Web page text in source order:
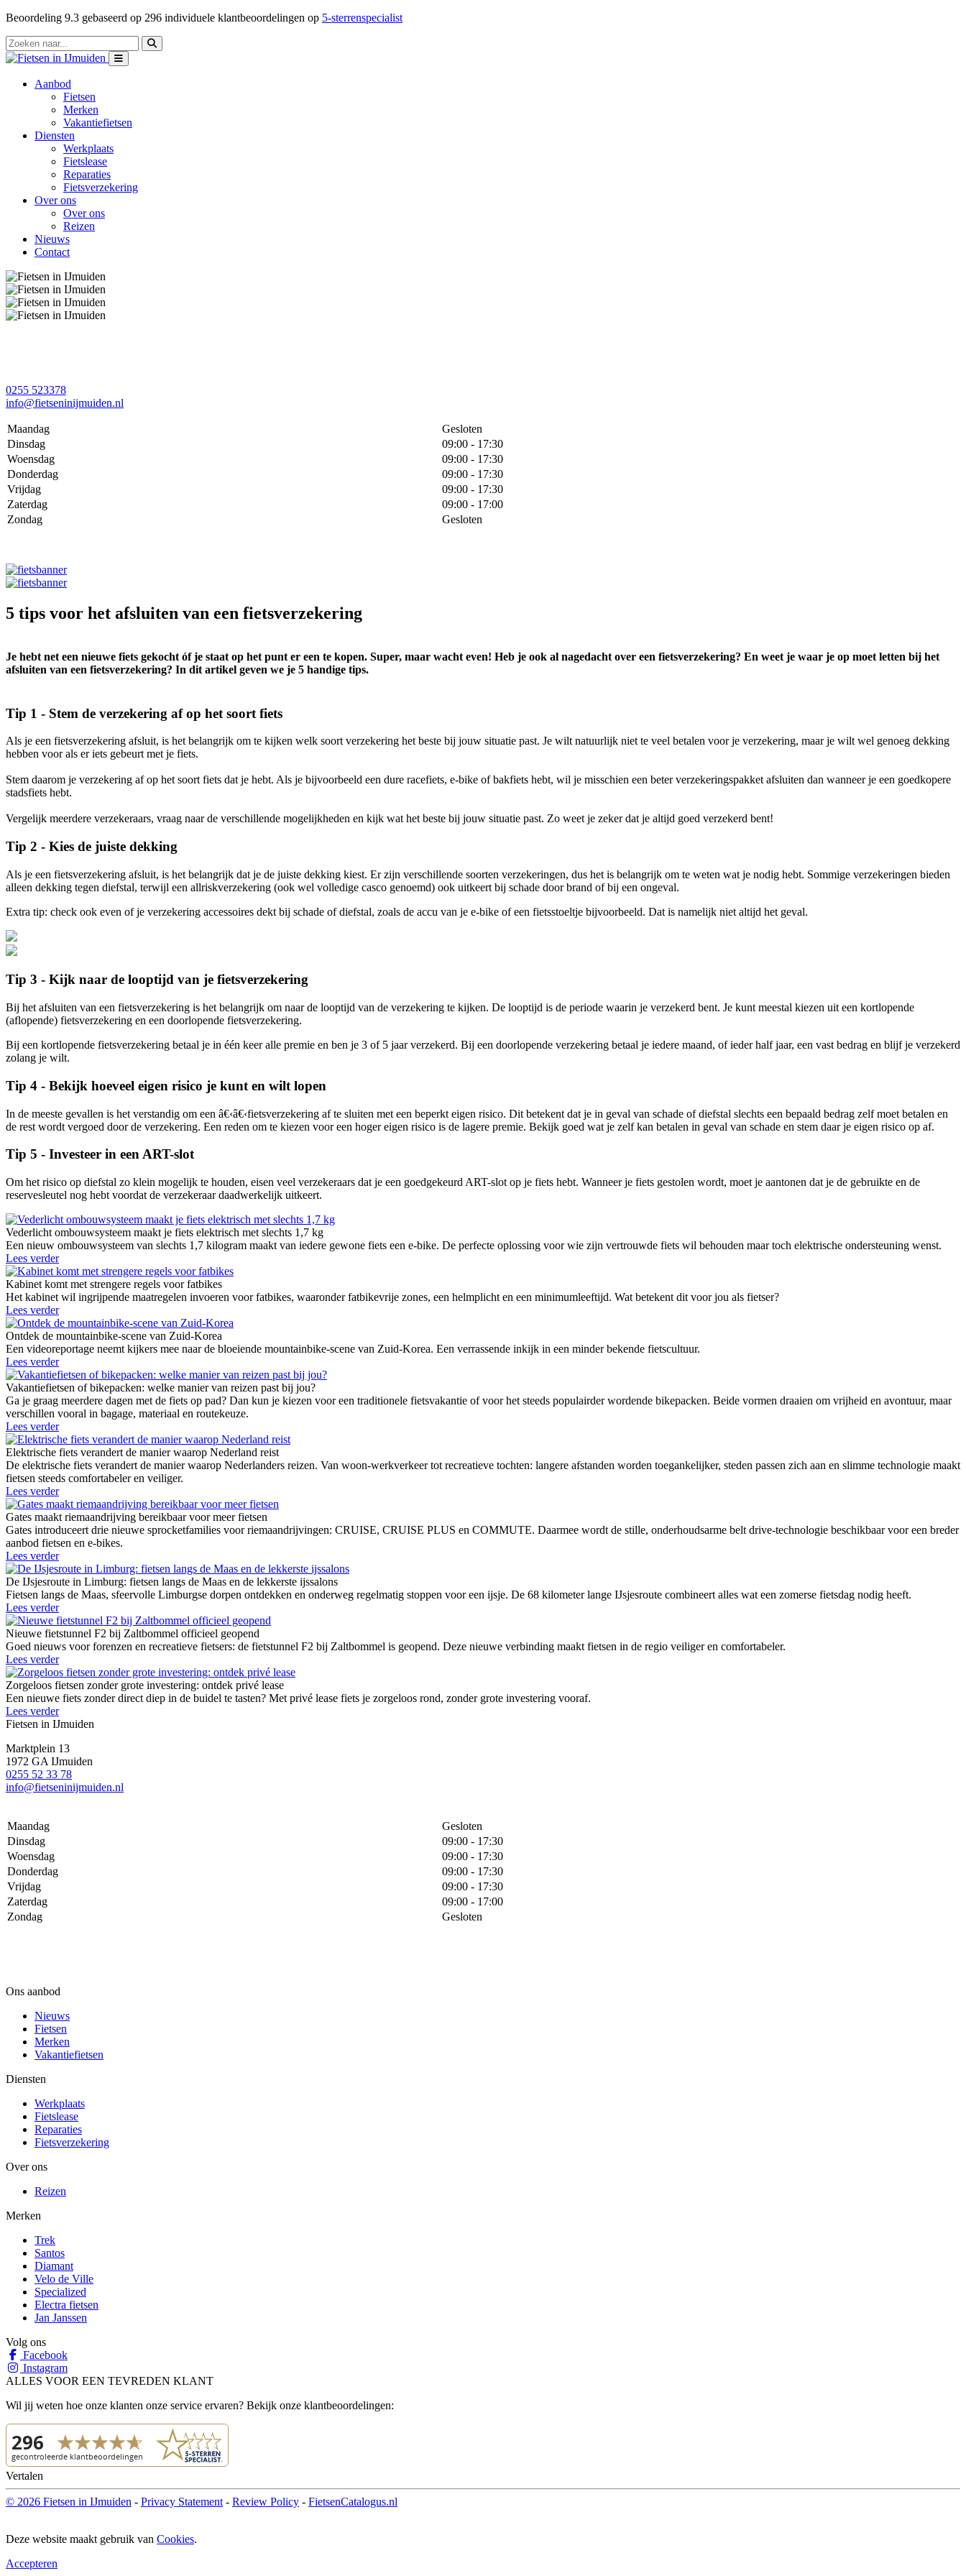
Beoordeling 9.3 gebaseerd op 296 individuele klantbeoordelingen op 5-sterrenspecialist
Aanbod
Fietsen
Merken
Vakantiefietsen
Diensten
Werkplaats
Fietslease
Reparaties
Fietsverzekering
Over ons
Over ons
Reizen
Nieuws
Contact
0255 523378
info@fietseninijmuiden.nl
Maandag
Gesloten
Dinsdag
09:00 - 17:30
Woensdag
09:00 - 17:30
Donderdag
09:00 - 17:30
Vrijdag
09:00 - 17:30
Zaterdag
09:00 - 17:00
Zondag
Gesloten
5 tips voor het afsluiten van een fietsverzekering
Je hebt net een nieuwe fiets gekocht óf je staat op het punt er een te kopen. Super, maar wacht even! Heb je ook al nagedacht over een fietsverzekering? En weet je waar je op moet letten bij het
afsluiten van een fietsverzekering? In dit artikel geven we je 5 handige tips.
Tip 1 - Stem de verzekering af op het soort fiets
Als je een fietsverzekering afsluit, is het belangrijk om te kijken welk soort verzekering het beste bij jouw situatie past. Je wilt natuurlijk niet te veel betalen voor je verzekering, maar je wilt wel genoeg dekking
hebben voor als er iets gebeurt met je fiets.
Stem daarom je verzekering af op het soort fiets dat je hebt. Als je bijvoorbeeld een dure racefiets, e-bike of bakfiets hebt, wil je misschien een beter verzekeringspakket afsluiten dan wanneer je een goedkopere
stadsfiets hebt.
Vergelijk meerdere verzekeraars, vraag naar de verschillende mogelijkheden en kijk wat het beste bij jouw situatie past. Zo weet je zeker dat je altijd goed verzekerd bent!
Tip 2 - Kies de juiste dekking
Als je een fietsverzekering afsluit, is het belangrijk dat je de juiste dekking kiest. Er zijn verschillende soorten verzekeringen, dus het is belangrijk om te weten wat je nodig hebt. Sommige verzekeringen bieden
alleen dekking tegen diefstal, terwijl een allriskverzekering (ook wel volledige casco genoemd) ook uitkeert bij schade door brand of bij een ongeval.
Extra tip: check ook even of je verzekering accessoires dekt bij schade of diefstal, zoals de accu van je e-bike of een fietsstoeltje bijvoorbeeld. Dat is namelijk niet altijd het geval.
Tip 3 - Kijk naar de looptijd van je fietsverzekering
Bij het afsluiten van een fietsverzekering is het belangrijk om naar de looptijd van de verzekering te kijken. De looptijd is de periode waarin je verzekerd bent. Je kunt meestal kiezen uit een kortlopende
(aflopende) fietsverzekering en een doorlopende fietsverzekering.
Bij een kortlopende fietsverzekering betaal je in één keer alle premie en ben je 3 of 5 jaar verzekerd. Bij een doorlopende verzekering betaal je iedere maand, of ieder half jaar, een vast bedrag en blijf je verzekerd
zolang je wilt.
Tip 4 - Bekijk hoeveel eigen risico je kunt en wilt lopen
In de meeste gevallen is het verstandig om een â€‹â€‹fietsverzekering af te sluiten met een beperkt eigen risico. Dit betekent dat je in geval van schade of diefstal slechts een bepaald bedrag zelf moet betalen en
de rest wordt vergoed door de verzekering. Een reden om te kiezen voor een hoger eigen risico is de lagere premie. Bekijk goed wat je zelf kan betalen in geval van schade en stem daar je eigen risico op af.
Tip 5 - Investeer in een ART-slot
Om het risico op diefstal zo klein mogelijk te houden, eisen veel verzekeraars dat je een goedgekeurd ART-slot op je fiets hebt. Wanneer je fiets gestolen wordt, moet je aantonen dat je de gebruikte en de
reservesleutel nog hebt voordat de verzekeraar daadwerkelijk uitkeert.
Vederlicht ombouwsysteem maakt je fiets elektrisch met slechts 1,7 kg
Een nieuw ombouwsysteem van slechts 1,7 kilogram maakt van iedere gewone fiets een e-bike. De perfecte oplossing voor wie zijn vertrouwde fiets wil behouden maar toch elektrische ondersteuning wenst.
Lees verder
Kabinet komt met strengere regels voor fatbikes
Het kabinet wil ingrijpende maatregelen invoeren voor fatbikes, waaronder fatbikevrije zones, een helmplicht en een minimumleeftijd. Wat betekent dit voor jou als fietser?
Lees verder
Ontdek de mountainbike-scene van Zuid-Korea
Een videoreportage neemt kijkers mee naar de bloeiende mountainbike-scene van Zuid-Korea. Een verrassende inkijk in een minder bekende fietscultuur.
Lees verder
Vakantiefietsen of bikepacken: welke manier van reizen past bij jou?
Ga je graag meerdere dagen met de fiets op pad? Dan kun je kiezen voor een traditionele fietsvakantie of voor het steeds populairder wordende bikepacken. Beide vormen draaien om vrijheid en avontuur, maar
verschillen vooral in bagage, materiaal en routekeuze.
Lees verder
Elektrische fiets verandert de manier waarop Nederland reist
De elektrische fiets verandert de manier waarop Nederlanders reizen. Van woon-werkverkeer tot recreatieve tochten: langere afstanden worden toegankelijker, steden passen zich aan en slimme technologie maakt
fietsen steeds comfortabeler en veiliger.
Lees verder
Gates maakt riemaandrijving bereikbaar voor meer fietsen
Gates introduceert drie nieuwe sprocketfamilies voor riemaandrijvingen: CRUISE, CRUISE PLUS en COMMUTE. Daarmee wordt de stille, onderhoudsarme belt drive-technologie beschikbaar voor een breder
aanbod fietsen en e-bikes.
Lees verder
De IJsjesroute in Limburg: fietsen langs de Maas en de lekkerste ijssalons
Fietsen langs de Maas, sfeervolle Limburgse dorpen ontdekken en onderweg regelmatig stoppen voor een ijsje. De 68 kilometer lange IJsjesroute combineert alles wat een zomerse fietsdag nodig heeft.
Lees verder
Nieuwe fietstunnel F2 bij Zaltbommel officieel geopend
Goed nieuws voor forenzen en recreatieve fietsers: de fietstunnel F2 bij Zaltbommel is geopend. Deze nieuwe verbinding maakt fietsen in de regio veiliger en comfortabeler.
Lees verder
Zorgeloos fietsen zonder grote investering: ontdek privé lease
Een nieuwe fiets zonder direct diep in de buidel te tasten? Met privé lease fiets je zorgeloos rond, zonder grote investering vooraf.
Lees verder
Fietsen in IJmuiden
Marktplein 13
1972 GA IJmuiden
0255 52 33 78
info@fietseninijmuiden.nl
Maandag
Gesloten
Dinsdag
09:00 - 17:30
Woensdag
09:00 - 17:30
Donderdag
09:00 - 17:30
Vrijdag
09:00 - 17:30
Zaterdag
09:00 - 17:00
Zondag
Gesloten
Ons aanbod
Nieuws
Fietsen
Merken
Vakantiefietsen
Diensten
Werkplaats
Fietslease
Reparaties
Fietsverzekering
Over ons
Reizen
Merken
Trek
Santos
Diamant
Velo de Ville
Specialized
Electra fietsen
Jan Janssen
Volg ons
Facebook
Instagram
ALLES VOOR EEN TEVREDEN KLANT
Wil jij weten hoe onze klanten onze service ervaren? Bekijk onze klantbeoordelingen:
Vertalen
© 2026 Fietsen in IJmuiden - Privacy Statement - Review Policy - FietsenCatalogus.nl
Deze website maakt gebruik van Cookies.
Accepteren